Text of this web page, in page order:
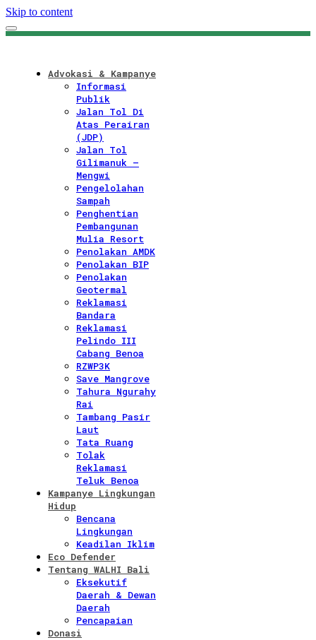
Skip to content
Advokasi & Kampanye
Informasi
Publik
Jalan Tol Di
Atas Perairan
(JDP)
Jalan Tol
Gilimanuk –
Mengwi
Pengelolahan
Sampah
Penghentian
Pembangunan
Mulia Resort
Penolakan AMDK
Penolakan BIP
Penolakan
Geotermal
Reklamasi
Bandara
Reklamasi
Pelindo III
Cabang Benoa
RZWP3K
Save Mangrove
Tahura Ngurahy
Rai
Tambang Pasir
Laut
Tata Ruang
Tolak
Reklamasi
Teluk Benoa
Kampanye Lingkungan
Hidup
Bencana
Lingkungan
Keadilan Iklim
Eco Defender
Tentang WALHI Bali
Eksekutif
Daerah & Dewan
Daerah
Pencapaian
Donasi